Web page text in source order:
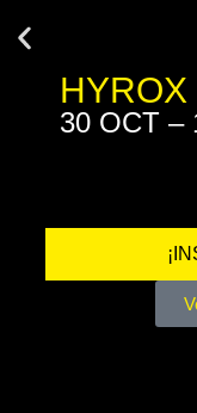
30 OCT –